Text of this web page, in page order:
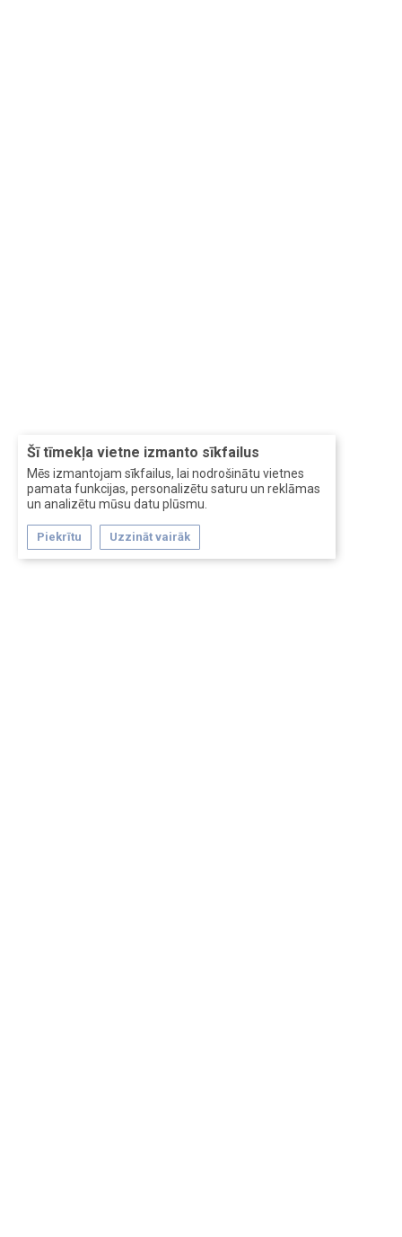
Šī tīmekļa vietne izmanto sīkfailus
Mēs izmantojam sīkfailus, lai nodrošinātu vietnes
pamata funkcijas, personalizētu saturu un reklāmas
un analizētu mūsu datu plūsmu.
Piekrītu Uzzināt vairāk